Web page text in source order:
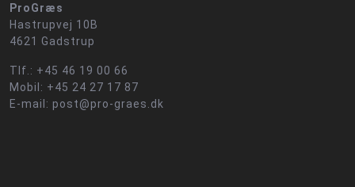
ProGræs
Hastrupvej 10B
4621 Gadstrup
Tlf.: +45 46 19 00 66
Mobil: +45 24 27 17 87
E-mail: post@pro-graes.dk